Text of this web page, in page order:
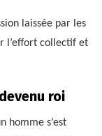
laissée par les
l’effort collectif et
roi
homme s’est